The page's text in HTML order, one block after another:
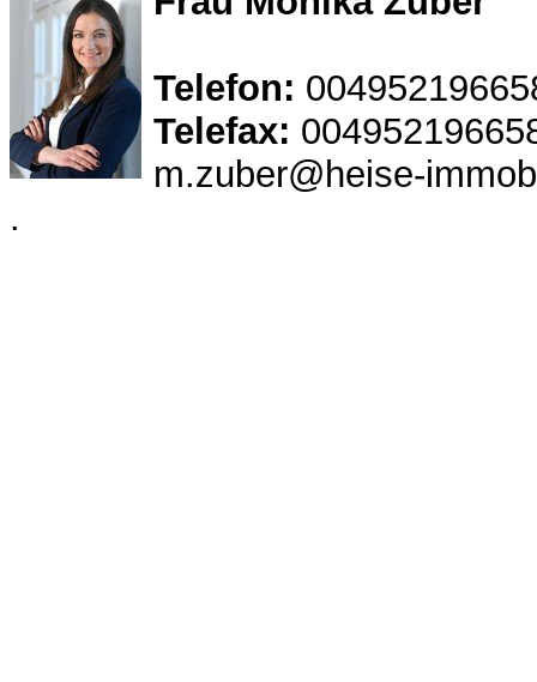
Telefon:
Telefax:
m.zuber@heise-
.